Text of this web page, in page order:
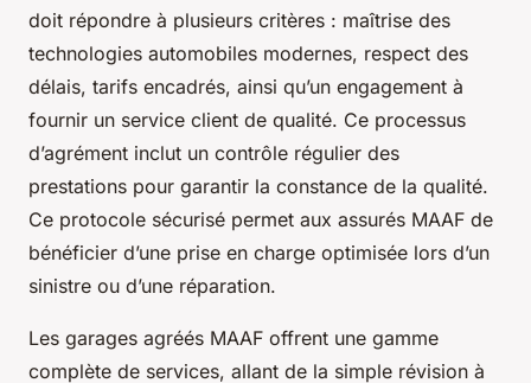
doit répondre à plusieurs critères : maîtrise des
technologies automobiles modernes, respect des
délais, tarifs encadrés, ainsi qu’un engagement à
fournir un service client de qualité. Ce processus
d’agrément inclut un contrôle régulier des
prestations pour garantir la constance de la qualité.
Ce protocole sécurisé permet aux assurés MAAF de
bénéficier d’une prise en charge optimisée lors d’un
sinistre ou d’une réparation.
Les garages agréés MAAF offrent une gamme
complète de services, allant de la simple révision à